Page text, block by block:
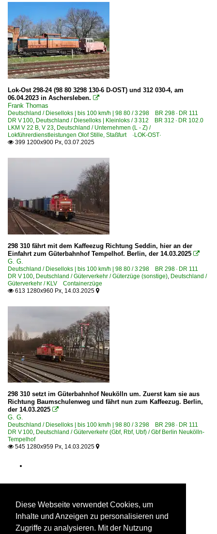
Eisenbahnfreunde Traditionsbahnbetriebswerk Staßfurt
Museumsbahnen
BSW Gruppe Traditionsgemeinschaft Bw Halle P e.V.
Regional- und Fernzüge
DbZ Überführungsfahrten, Züge für besondere Zwecke
Sonstiges
Nachtaufnahmen
Stimmungsbilder
100 (Hamburg–) Bad Kleinen – Bützow – Rostock
Strecke 6777 Sassnitz ⨯ Sassnitz Hafenbahnhof
Strecken | KBS 200-299
200.41/42 S Gesundbrunnen – S Südkreuz – S
203 'nord' (Berlin–) Angermünde – Pasewalk – Stralsund
205 'nord' (Berlin–) Neustrelitz – Waren – Rostock
208 'süd' Berlin – Zossen – Elsterwerda ·Dresdner Bahn·
208 'west' Berlin Hamburger Bf ⨯ Spandau –
209.26 B.-Ostbahnhof – B.-Lichtenberg – Strausberg –
246 Heidenau – Kurort Altenberg ·Müglitztalbahn·
Strecke 6067 Biesdorfer Kreuz – Springpfuhl – Karower
Strecke 6115 (Jüterbog–) Golm – Priort ⨯ Wustermark
Strecke 6126 Saarmund – Diedersdorf – Schönefeld
Strecke 6170 Moabit – Ostkreuz – Südkreuz – Westkreuz
Strecken | KBS 400-499
921 Steinach – Rothenburg ob der Tauber (⨯ Dombühl)
Unternehmen (A - K)
Lok-Ost 298-24 (98 80 3298 130-6 D-OST) und 312 030-4, am
06.04.2023 in Aschersleben. 
Frank Thomas
Deutschland / Dieselloks | bis 100 km/h | 98 80 / 3 298 BR 298 · DR 111
DR V 100, Deutschland / Dieselloks | Kleinloks / 3 312 BR 312 · DR 102.0
LKM V 22 B, V 23, Deutschland / Unternehmen (L - Z) /
Lokführerdienstleistungen Olof Stille, Staßfurt ·LOK-OST·
 399 1200x900 Px, 03.07.2025
298 310 fährt mit dem Kaffeezug Richtung Seddin, hier an der
Einfahrt zum Güterbahnhof Tempelhof. Berlin, der 14.03.2025 
G. G.
Deutschland / Dieselloks | bis 100 km/h | 98 80 / 3 298 BR 298 · DR 111
DR V 100, Deutschland / Güterverkehr / Güterzüge (sonstige), Deutschland /
Güterverkehr / KLV Containerzüge
 613 1280x960 Px, 14.03.2025 
298 310 setzt im Güterbahnhof Neukölln um. Zuerst kam sie aus
Richtung Baumschulenweg und fährt nun zum Kaffeezug. Berlin,
der 14.03.2025 
G. G.
Deutschland / Dieselloks | bis 100 km/h | 98 80 / 3 298 BR 298 · DR 111
DR V 100, Deutschland / Güterverkehr (Gbf, Rbf, Ubf) / Gbf Berlin Neukölln-
Tempelhof
 545 1280x959 Px, 14.03.2025 
Diese Webseite verwendet Cookies, um
Inhalte und Anzeigen zu personalisieren und
Zugriffe zu analysieren. Mit der Nutzung